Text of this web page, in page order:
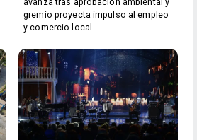
gremio proyecta impulso al empleo
y comercio local